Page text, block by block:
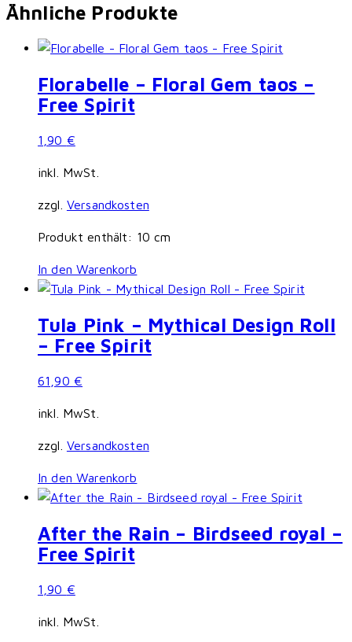
Ähnliche Produkte
Florabelle – Floral Gem taos –
Free Spirit
1,90 €
inkl. MwSt.
zzgl. Versandkosten
Produkt enthält: 10 cm
In den Warenkorb
Tula Pink – Mythical Design Roll
– Free Spirit
61,90 €
inkl. MwSt.
zzgl. Versandkosten
In den Warenkorb
After the Rain – Birdseed royal –
Free Spirit
1,90 €
inkl. MwSt.